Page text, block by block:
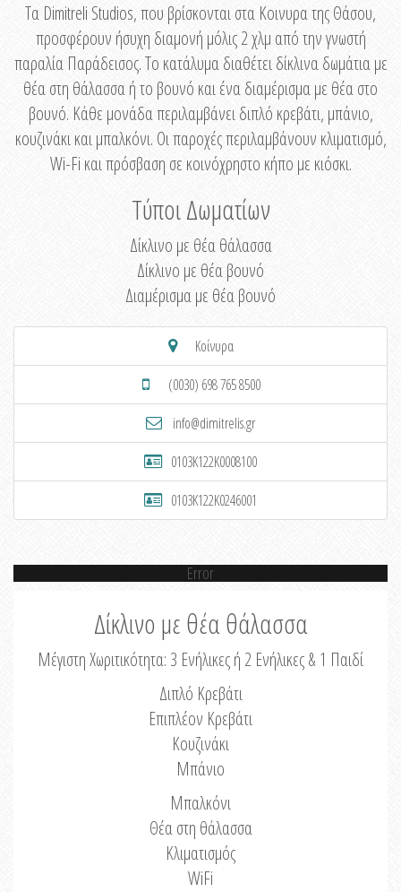
Τα Dimitreli Studios, που βρίσκονται στα Κοινυρα της Θάσου,
προσφέρουν ήσυχη διαμονή μόλις 2 χλμ από την γνωστή
παραλία Παράδεισος. Το κατάλυμα διαθέτει δίκλινα δωμάτια με
θέα στη θάλασσα ή το βουνό και ένα διαμέρισμα με θέα στο
βουνό. Κάθε μονάδα περιλαμβάνει διπλό κρεβάτι, μπάνιο,
κουζινάκι και μπαλκόνι. Οι παροχές περιλαμβάνουν κλιματισμό,
Wi-Fi και πρόσβαση σε κοινόχρηστο κήπο με κιόσκι.
Τύποι Δωματίων
Δίκλινο με θέα θάλασσα
Δίκλινο με θέα βουνό
Διαμέρισμα με θέα βουνό
Κοίνυρα
(0030) 698 765 8500
info@dimitrelis.gr
0103K122K0008100
0103K122K0246001
Error
Δίκλινο με θέα θάλασσα
Μέγιστη Χωριτικότητα: 3 Ενήλικες ή 2 Ενήλικες & 1 Παιδί
Διπλό Κρεβάτι
Επιπλέον Κρεβάτι
Κουζινάκι
Μπάνιο
Μπαλκόνι
Θέα στη θάλασσα
Κλιματισμός
WiFi